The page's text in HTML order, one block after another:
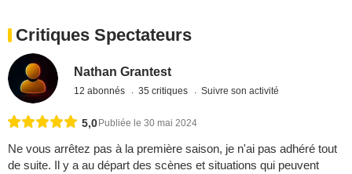
Critiques Spectateurs
Nathan Grantest
12 abonnés 35 critiques Suivre son activité
5,0 Publiée le 30 mai 2024
Ne vous arrêtez pas à la première saison, je n'ai pas adhéré tout
de suite. Il y a au départ des scènes et situations qui peuvent